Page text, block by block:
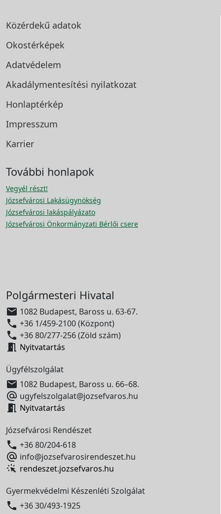
Közérdekű adatok
Okostérképek
Adatvédelem
Akadálymentesítési nyilatkozat
Honlaptérkép
Impresszum
Karrier
További honlapok
Vegyél részt!
Józsefvárosi Lakásügynökség
Józsefvárosi lakáspályázato
Józsefvárosi Önkormányzati Bérlői csere
Polgármesteri Hivatal
 1082 Budapest, Baross u. 63-67.
 +36 1/459-2100 (Központ)
 +36 80/277-256 (Zöld szám)
 Nyitvatartás
Ügyfélszolgálat
 1082 Budapest, Baross u. 66–68.
 ugyfelszolgalat@jozsefvaros.hu
 Nyitvatartás
Józsefvárosi Rendészet
 +36 80/204-618
 info@jozsefvarosirendeszet.hu
rendeszet.jozsefvaros.hu
Gyermekvédelmi Készenléti Szolgálat
 +36 30/493-1925